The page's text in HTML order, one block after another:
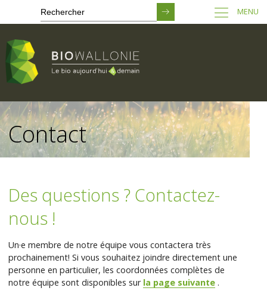
Passer
au
contenu
principal
MENU
Contact
Des questions ? Contactez-
nous !
Un·e membre de notre équipe vous contactera très
prochainement! Si vous souhaitez joindre directement une
personne en particulier, les coordonnées complètes de
notre équipe sont disponibles sur la page suivante .